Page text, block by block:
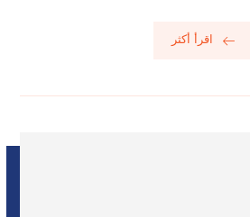
اقرأ أكثر